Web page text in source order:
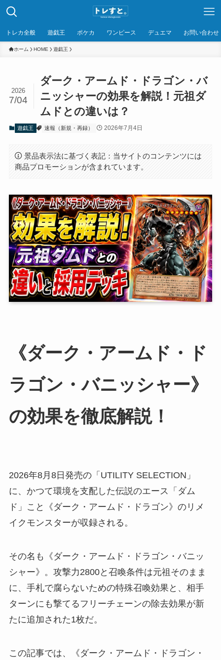
トレカ全般 遊戯王 ポケカ ワンピース デュエマ お問い合わせ
ホーム HOME 遊戯王
ダーク・アームド・ドラゴン・バ
ニッシャーの効果を解説！元祖ダ
ムドとの違いは？
2026
7/04
遊戯王 速報（新規・再録） 2026年7月4日
景品表示法に基づく表記：当サイトのコンテンツには
商品プロモーションが含まれています。
《ダーク・アームド・ド
ラゴン・バニッシャー》
の効果を徹底解説！
2026年8月8日発売の「UTILITY SELECTION」
に、かつて環境を支配した伝説のエース「ダム
ド」こと《ダーク・アームド・ドラゴン》のリメ
イクモンスターが収録される。
その名も《ダーク・アームド・ドラゴン・バニッ
シャー》。攻撃力2800と召喚条件は元祖そのまま
に、手札で腐らないための特殊召喚効果と、相手
ターンにも撃てるフリーチェーンの除去効果が新
たに追加された1枚だ。
この記事では、《ダーク・アームド・ドラゴン・